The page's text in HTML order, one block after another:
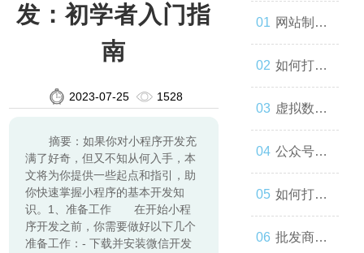
发：初学者入门指
南
2023-07-25 1528
摘要：如果你对小程序开发充
满了好奇，但又不知从何入手，本
文将为你提供一些起点和指引，助
你快速掌握小程序的基本开发知
识。1、准备工作 在开始小程
序开发之前，你需要做好以下几个
准备工作：- 下载并安装微信开发
网站制
作：让你
的品牌与
世界联系
起来
如何打造
一款高效
的网站
虚拟数字
人：技术
与人类事
务的交错
公众号开
发：如何
让你的公
如何打造
一个优秀
批发商